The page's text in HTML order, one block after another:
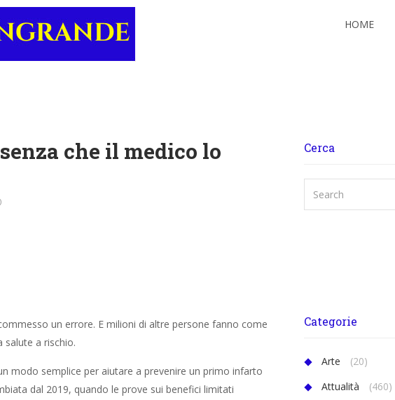
HOME
che il medico lo
un errore. E milioni di altre persone fanno come
a rischio.
modo semplice per aiutare a prevenire un primo infarto
dal 2019, quando le prove sui benefici limitati
Cerca
Categorie
Arte
(20)
Attualità
(460)